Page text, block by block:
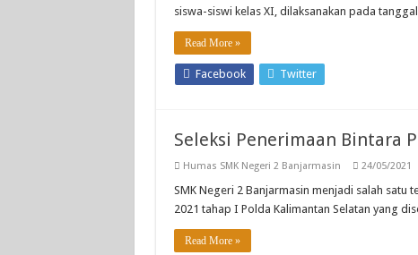
siswa-siswi kelas XI, dilaksanakan pada
Read More »
Facebook Twitter
Seleksi Penerimaan Bintara
Humas SMK Negeri 2 Banjarmasin 24/05/2021
SMK Negeri 2 Banjarmasin menjadi salah satu
2021 tahap I Polda Kalimantan Selatan yang
Read More »